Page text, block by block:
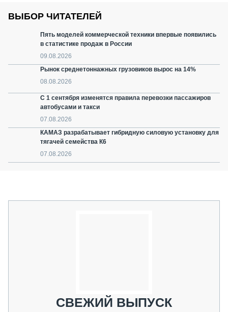
ВЫБОР ЧИТАТЕЛЕЙ
Пять моделей коммерческой техники впервые появились
в статистике продаж в России
09.08.2026
Рынок среднетоннажных грузовиков вырос на 14%
08.08.2026
С 1 сентября изменятся правила перевозки пассажиров
автобусами и такси
07.08.2026
КАМАЗ разрабатывает гибридную силовую установку для
тягачей семейства К6
07.08.2026
СВЕЖИЙ ВЫПУСК